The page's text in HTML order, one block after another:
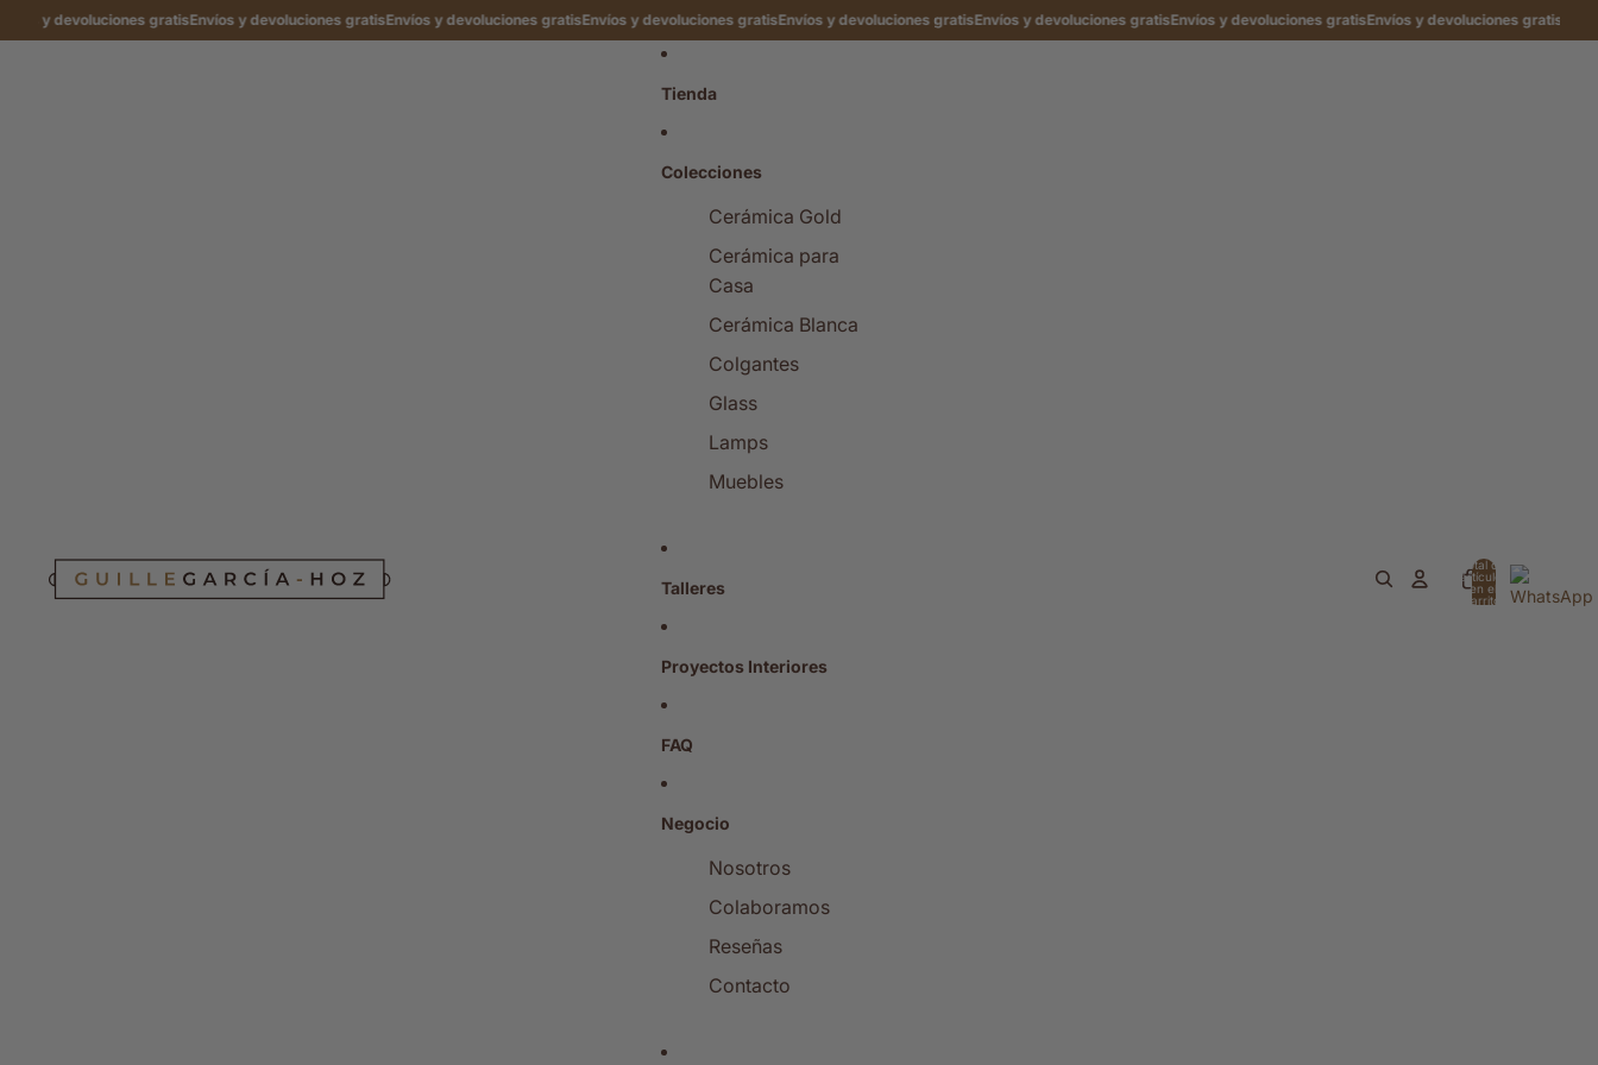
devoluciones gratisEnvíos y devoluciones gratisEnvíos y devoluciones gratisEnvíos y devoluciones gratisEnvíos y devoluciones gratisEnvíos y devoluciones gratisEnvíos y devoluciones gratisEnvíos y devoluciones gratisEnvíos y
Tienda
Colecciones
Cerámica Gold
Cerámica para
Casa
Cerámica Blanca
Colgantes
Glass
Lamps
Muebles
Talleres
Proyectos Interiores
FAQ
Negocio
Nosotros
Colaboramos
Reseñas
Contacto
Total de
artículos
en el
carrito: